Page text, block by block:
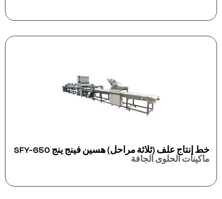
خط إنتاج علف (ثلاثة مراحل) هسين فينج ينج SFY-650
ماكينات الحلوى الجافة